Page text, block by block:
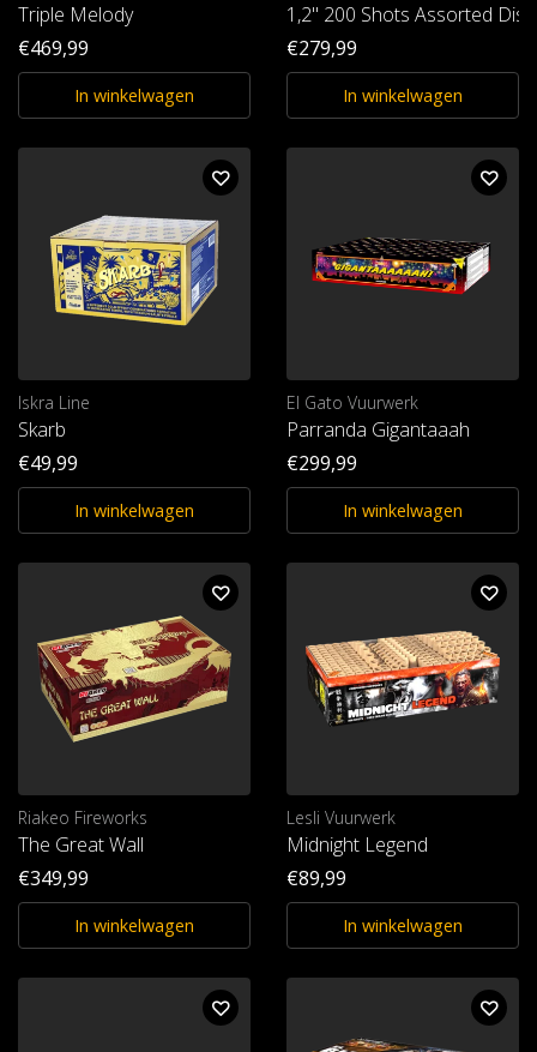
Triple Melody
€469,99
In winkelwagen
1,2" 200 Shots Assorted
€279,99
In winkelwagen
Iskra Line
Skarb
€49,99
In winkelwagen
El Gato Vuurwerk
Parranda Gigantaaah
€299,99
In winkelwagen
Riakeo Fireworks
The Great Wall
€349,99
In winkelwagen
Lesli Vuurwerk
Midnight Legend
€89,99
In winkelwagen